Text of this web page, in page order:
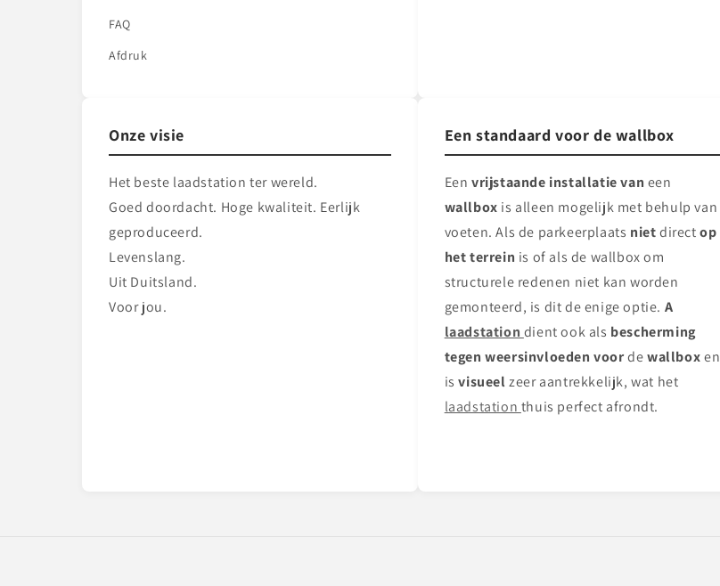
FAQ
Afdruk
Onze visie
Het beste laadstation ter wereld.
Goed doordacht. Hoge kwaliteit. Eerlijk
geproduceerd.
Levenslang.
Uit Duitsland.
Voor jou.
Een standaard voor de wallbox
Eenvrijstaande installatie van een
wallbox is alleen mogelijk met behulp van
voeten. Als de parkeerplaats nietdirectop
het terrein is of als de wallbox om
structurele redenen niet kan worden
gemonteerd, is dit de enige optie. A
laadstation dient ook als bescherming
tegen weersinvloeden voordewallboxen
isvisueelzeer aantrekkelijk, wat het
laadstation thuis perfect afrondt.